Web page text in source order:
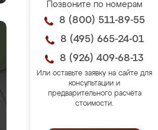
Позвоните по номерам
8 (800) 511-89-55
8 (495) 665-24-01
8 (926) 409-68-13
Или оставьте заявку на сайте для
консультации и
предварительного расчёта
стоимости.